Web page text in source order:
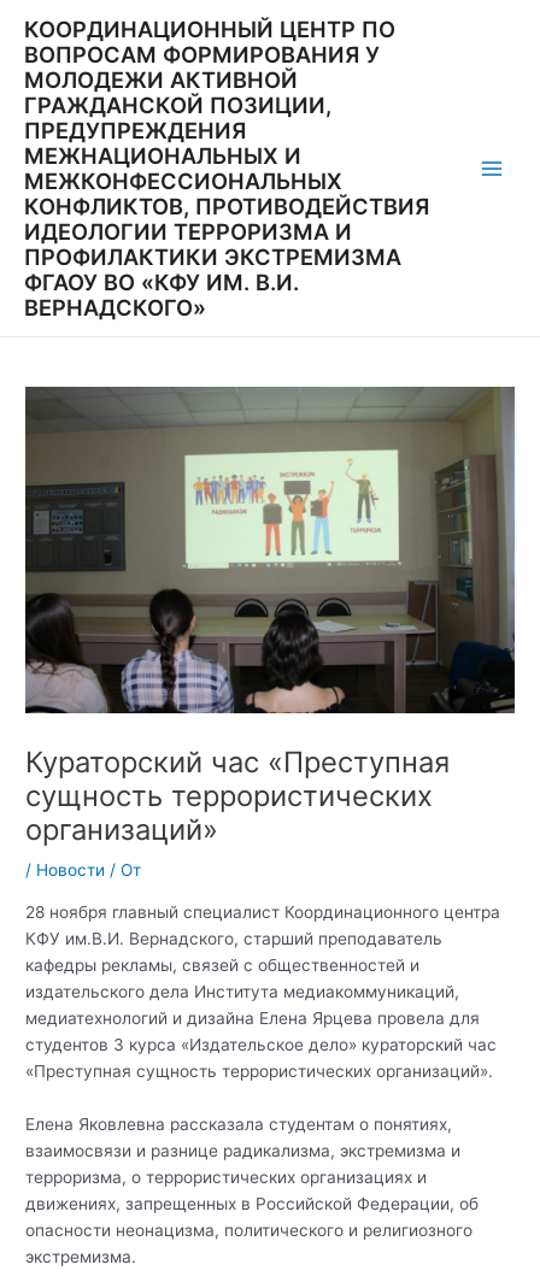
содержимому
КООРДИНАЦИОННЫЙ ЦЕНТР ПО
ВОПРОСАМ ФОРМИРОВАНИЯ У
МОЛОДЕЖИ АКТИВНОЙ
ГРАЖДАНСКОЙ ПОЗИЦИИ,
ПРЕДУПРЕЖДЕНИЯ
МЕЖНАЦИОНАЛЬНЫХ И
МЕЖКОНФЕССИОНАЛЬНЫХ
КОНФЛИКТОВ, ПРОТИВОДЕЙСТВИЯ
ИДЕОЛОГИИ ТЕРРОРИЗМА И
ПРОФИЛАКТИКИ ЭКСТРЕМИЗМА
ФГАОУ ВО «КФУ ИМ. В.И.
ВЕРНАДСКОГО»
Кураторский час «Преступная
сущность террористических
организаций»
/ Новости / От
28 ноября главный специалист Координационного центра
КФУ им.В.И. Вернадского, старший преподаватель
кафедры рекламы, связей с общественностей и
издательского дела Института медиакоммуникаций,
медиатехнологий и дизайна Елена Ярцева провела для
студентов 3 курса «Издательское дело» кураторский час
«Преступная сущность террористических организаций».
Елена Яковлевна рассказала студентам о понятиях,
взаимосвязи и разнице радикализма, экстремизма и
терроризма, о террористических организациях и
движениях, запрещенных в Российской Федерации, об
опасности неонацизма, политического и религиозного
экстремизма.